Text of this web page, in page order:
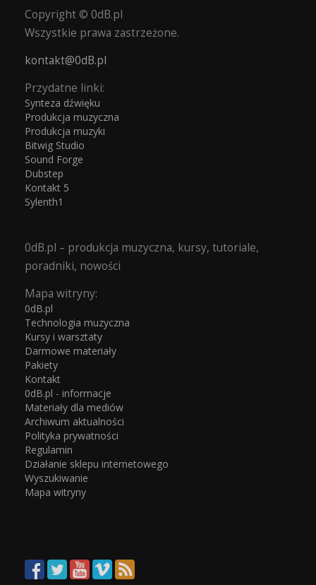
Copyright © 0dB.pl
Wszystkie prawa zastrzeżone.
kontakt@0dB.pl
Przydatne linki:
Synteza dźwięku
Produkcja muzyczna
Produkcja muzyki
Bitwig Studio
Sound Forge
Dubstep
Kontakt 5
Sylenth1
0dB.pl – produkcja muzyczna, kursy, tutoriale,
poradniki, nowości
Mapa witryny:
0dB.pl
Technologia muzyczna
Kursy i warsztaty
Darmowe materiały
Pakiety
Kontakt
0dB.pl - informacje
Materiały dla mediów
Archiwum aktualności
Polityka prywatności
Regulamin
Działanie sklepu internetowego
Wyszukiwanie
Mapa witryny